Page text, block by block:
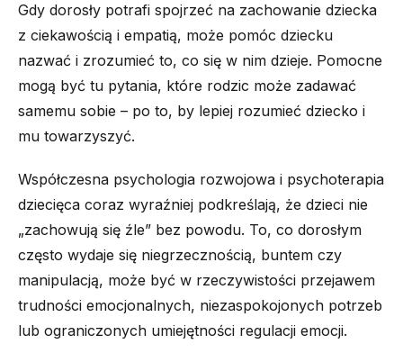
Gdy dorosły potrafi spojrzeć na zachowanie dziecka
z ciekawością i empatią, może pomóc dziecku
nazwać i zrozumieć to, co się w nim dzieje. Pomocne
mogą być tu pytania, które rodzic może zadawać
samemu sobie – po to, by lepiej rozumieć dziecko i
mu towarzyszyć.
Współczesna psychologia rozwojowa i psychoterapia
dziecięca coraz wyraźniej podkreślają, że dzieci nie
„zachowują się źle” bez powodu. To, co dorosłym
często wydaje się niegrzecznością, buntem czy
manipulacją, może być w rzeczywistości przejawem
trudności emocjonalnych, niezaspokojonych potrzeb
lub ograniczonych umiejętności regulacji emocji.